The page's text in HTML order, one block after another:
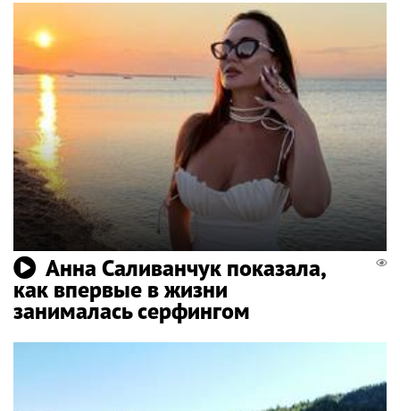
Анна Саливанчук показала,
как впервые в жизни
занималась серфингом